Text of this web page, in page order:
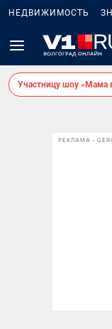
НЕДВИЖИМОСТЬ
Участницу шоу «Мама
РЕКЛАМА •